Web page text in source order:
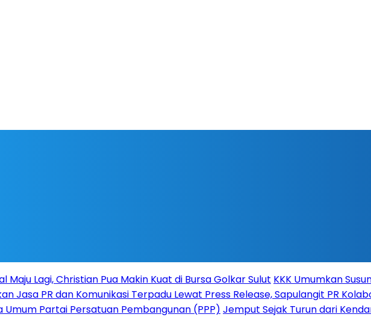
Lagi, Christian Pua Makin Kuat di Bursa Golkar Sulut KKK Umumkan
Jasa PR dan Komunikasi Terpadu Lewat Press Release, Sapulangit PR
Partai Persatuan Pembangunan (PPP) Jemput Sejak Turun dari